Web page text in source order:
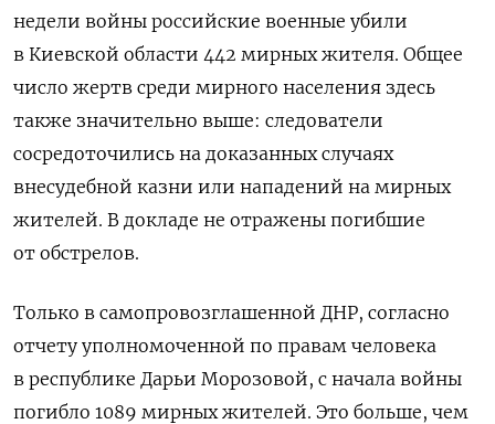
недели войны российские военные убили
в Киевской области 442 мирных жителя. Общее
число жертв среди мирного населения здесь
также значительно выше: следователи
сосредоточились на доказанных случаях
внесудебной казни или нападений на мирных
жителей. В докладе не отражены погибшие
от обстрелов.
Только в самопровозглашенной ДНР, согласно
отчету уполномоченной по правам человека
в республике Дарьи Морозовой, с начала войны
погибло 1089 мирных жителей. Это больше, чем